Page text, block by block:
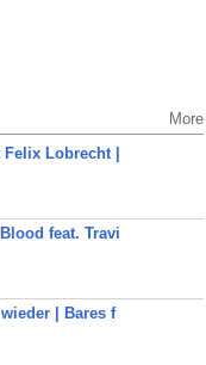
More
Lobrecht |
feat. Travi
| Bares f